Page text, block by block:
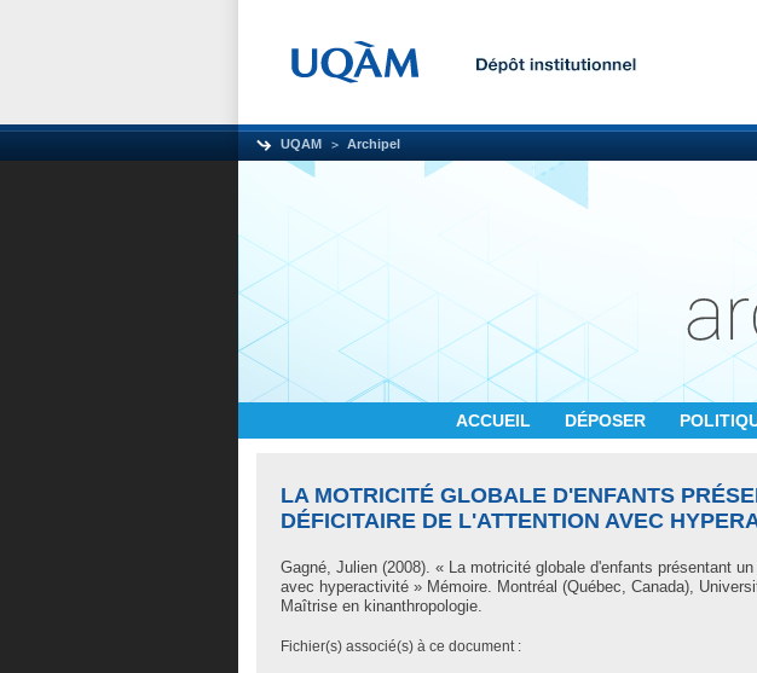
UQAM Archipel
ACCUEIL DÉPOSER
LA MOTRICITÉ GLOBALE D'ENFANTS
DÉFICITAIRE DE L'ATTENTION AVEC
Gagné, Julien (2008). « La motricité globale d'enfants présentant
avec hyperactivité » Mémoire. Montréal (Québec, Canada),
Maîtrise en kinanthropologie.
Fichier(s) associé(s) à ce document :